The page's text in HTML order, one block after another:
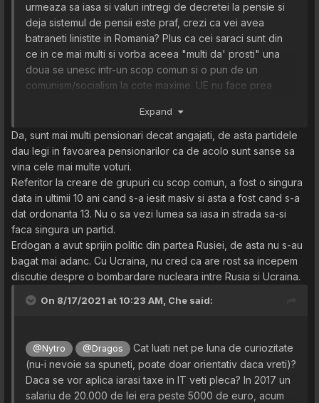
urmeaza sa iasa si valuri intregi de decretei la pensie si
deja sistemul de pensii este praf, crezi ca vei avea
batraneti linistite in Romania? Plus ca cei saraci sunt din
ce in ce mai multi si vorba aceea "multi da' prosti" una
doua se unesc intr-un scop comun si o pun de un
comunism/socialism la cote maxime. UE nu face prea
mult pe UE si NATO fiindca astea isi vad doar propriile
interese. Ce a facut UE in cazul lui Erdogan sau in cazul
Ungariei? Crez ca isi va bate capul cu vagauna asta de
tara din moment ce au ajuns si ei la fundul sacului? Ce a
facut NATO cand Ucraina a fost invadata de Rusia, asta
dupa ce Ucraina a renuntat la armamentul nuclear la
insistentele NATO si i s-au facut promisiuni ca va fi
aparata in caz de ceva? s.a.m.d.
Expand
Da, sunt mai multi pensionari decat angajati, de asta partidele
dau legi in favoarea pensionarilor ca de acolo sunt sanse sa
vina cele mai multe voturi.
Referitor la creare de grupuri cu scop comun, a fost o singura
data in ultimii 10 ani cand s-a iesit masiv si asta a fost cand s-a
dat ordonanta 13. Nu o sa vezi lumea sa iasa in strada sa-si
faca singura un partid.
Erdogan a avut sprijin politic din partea Rusiei, de asta nu s-au
bagat mai adanc. Cu Ucraina, nu cred ca are rost sa incepem
discutie despre o bombardare nucleara intre Rusia si Ucraina.
On 8/17/2021 at 10:23 AM, Che said:
@Nytro @Dragos
Cat luati net pe luna de curiozitate
(nu-i nevoie sa spuneti, poate doar orientativ daca vreti)?
Daca se vor aplica iarasi taxe in IT veti pleca? In 2017 un
salariu de 20.000 de lei era peste 5000 de euro, acum